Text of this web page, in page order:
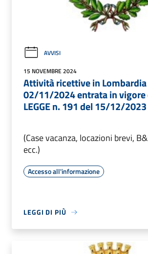
AVVISI
15 NOVEMBRE 2024
Attività ricettive in Lombardia
02/11/2024 entrata in vigore
LEGGE n. 191 del 15/12/2023
(Case vacanza, locazioni brevi,
ecc.)
Accesso all'informazione
LEGGI DI PIÙ